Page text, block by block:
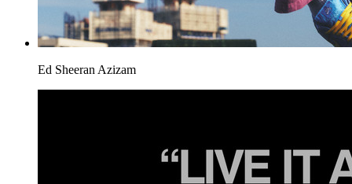
Ed Sheeran Azizam